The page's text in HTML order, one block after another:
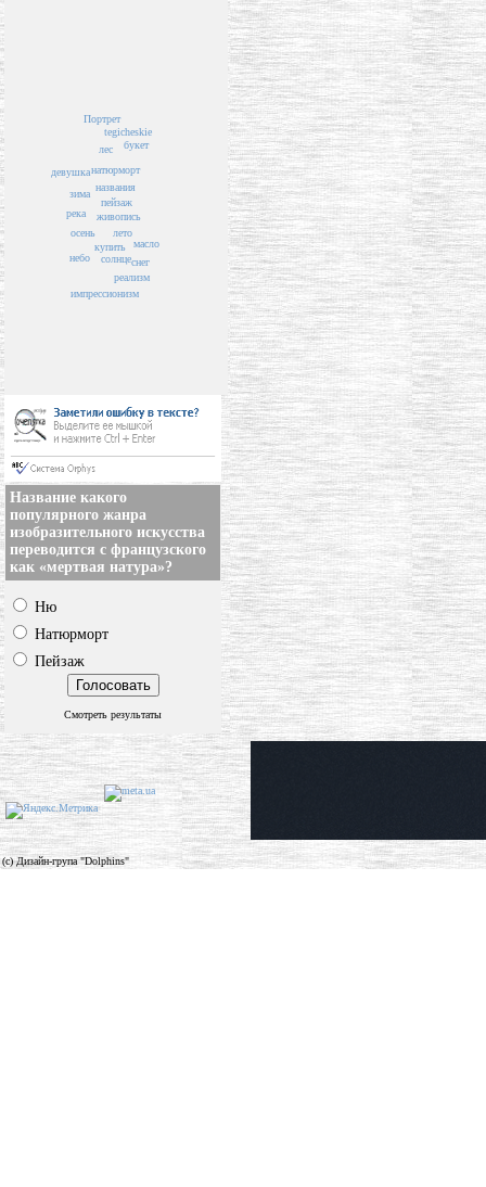
пейзаж
названия
живопись
лето
натюрморт
купить
солнце
лес
зима
осень
букет
масло
река
снег
tegicheskie
реализм
небо
импрессионизм
Портрет
девушка
Название какого
популярного жанра
изобразительного искусства
переводится с французского
как «мертвая натура»?
Ню
Натюрморт
Пейзаж
Смотреть результаты
(c) Дизайн-група "Dolphins"